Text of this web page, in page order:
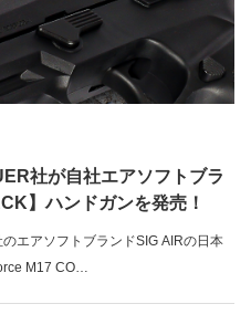
社が自社エアソフトブラ
】ハンドガンを発売！
エアソフトブランドSIG AIRの日本
M17 CO…